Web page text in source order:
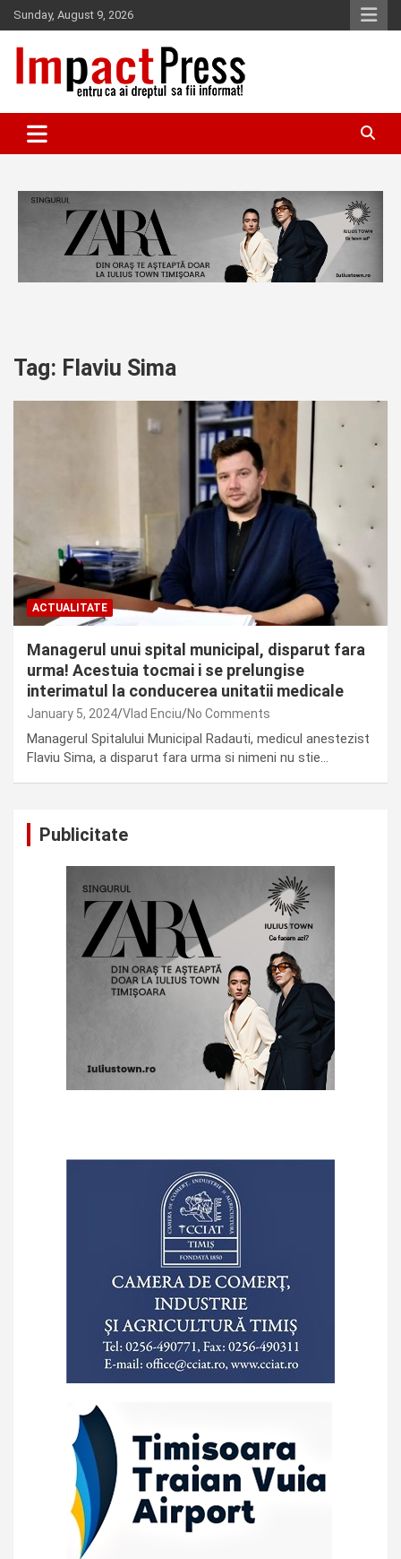
Skip
to
content
Sunday, August 9, 2026
IMPACTPRESS
Tag: Flaviu Sima
ACTUALITATE
Managerul unui spital municipal, disparut fara
urma! Acestuia tocmai i se prelungise
interimatul la conducerea unitatii medicale
January 5, 2024 Vlad Enciu No Comments
Managerul Spitalului Municipal Radauti, medicul anestezist
Flaviu Sima, a disparut fara urma si nimeni nu stie…
Publicitate